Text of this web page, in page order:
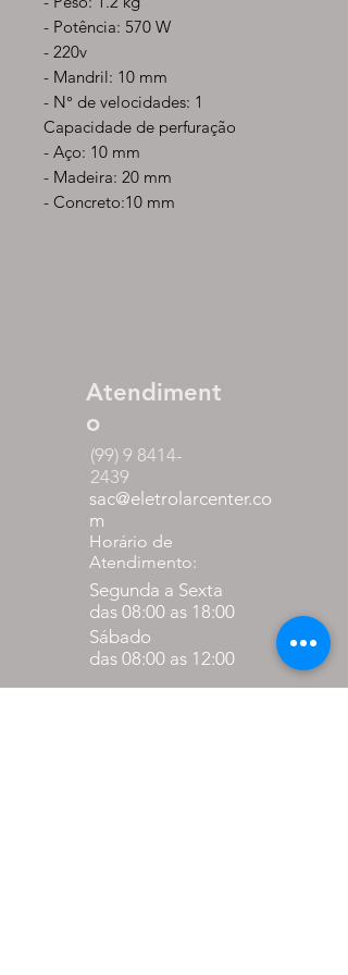
- Potência: 570 W
- 220v
- Mandril: 10 mm
- N° de velocidades: 1
Capacidade de perfuração
- Aço: 10 mm
- Madeira: 20 mm
- Concreto:10 mm
Atendiment
o
(99) 9 8414-
2439
sac@eletrolarcenter.co
m
Horário de
Atendimento:
Segunda a Sexta
das 08:00 as 18:00
Sábado
das 08:00 as 12:00